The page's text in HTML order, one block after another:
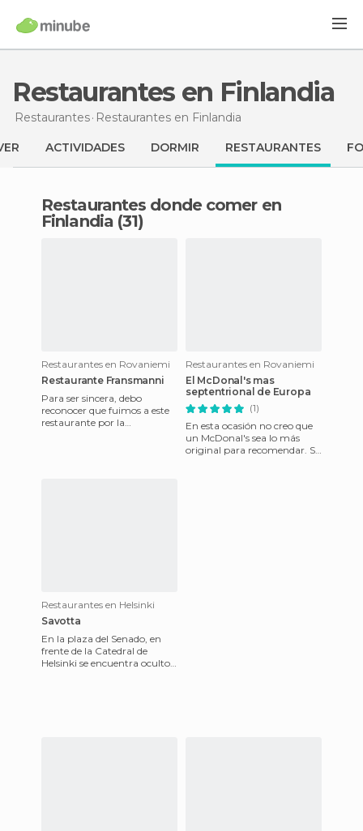
Restaurantes en Finlandia
Restaurantes Restaurantes en Finlandia
ACTIVIDADES DORMIR RESTAURANTES
Restaurantes donde comer en
Finlandia (31)
Restaurantes en Rovaniemi
Restaurante Fransmanni
Para ser sincera, debo
reconocer que fuimos a este
restaurante por la
Restaurantes en Rovaniemi
El McDonal's mas
septentrional de Europa
(1)
En esta ocasión no creo que
un McDonal's sea lo más
original para recomendar. Si
Restaurantes en Helsinki
Savotta
En la plaza del Senado, en
frente de la Catedral de
Helsinki se encuentra oculto